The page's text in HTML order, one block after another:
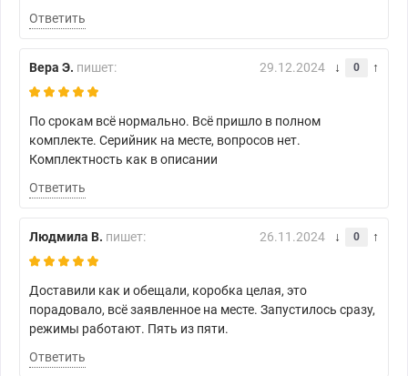
Ответить
Вера Э. пишет: 29.12.2024 0
По срокам всё нормально. Всё пришло в полном
комплекте. Серийник на месте, вопросов нет.
Комплектность как в описании
Ответить
Людмила В. пишет: 26.11.2024 0
Доставили как и обещали, коробка целая, это
порадовало, всё заявленное на месте. Запустилось сразу,
режимы работают. Пять из пяти.
Ответить